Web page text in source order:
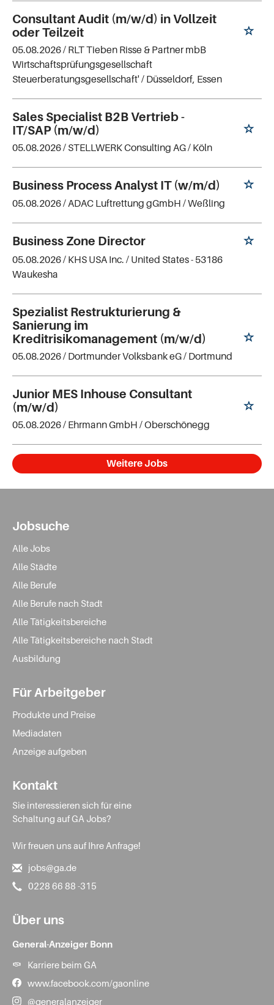
Consultant Audit (m/w/d) in Vollzeit
oder Teilzeit
05.08.2026 / RLT Tieben Risse & Partner mbB
Wirtschaftsprüfungsgesellschaft
Steuerberatungsgesellschaft' / Düsseldorf, Essen
Sales Specialist B2B Vertrieb -
IT/SAP (m/w/d)
05.08.2026 / STELLWERK Consulting AG/ Köln
Business Process Analyst IT (w/m/d)
05.08.2026 /ADAC Luftrettung gGmbH / Weßling
Business Zone Director
05.08.2026 / KHS USA Inc. / United States - 53186
Waukesha
Spezialist Restrukturierung &
Sanierung im
Kreditrisikomanagement (m/w/d)
05.08.2026 / Dortmunder Volksbank eG/ Dortmund
Junior MES Inhouse Consultant
(m/w/d)
05.08.2026 / Ehrmann GmbH / Oberschönegg
Weitere Jobs
Jobsuche
Alle Jobs
Alle Städte
Alle Berufe
Alle Berufe nach Stadt
Alle Tätigkeitsbereiche
Alle Tätigkeitsbereiche nach Stadt
Ausbildung
Für Arbeitgeber
Produkte und Preise
Mediadaten
Anzeige aufgeben
Kontakt
Sie interessieren sich für eine
Schaltung auf GA Jobs?
Wir freuen uns auf Ihre Anfrage!
jobs@ga.de
0228 66 88 -315
Über uns
General-Anzeiger Bonn
Karriere beim GA
www.facebook.com/gaonline
@generalanzeiger